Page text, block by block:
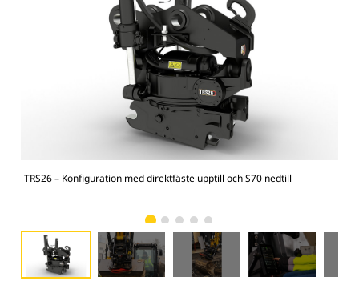
TRS26 – Konfiguration med direktfäste upptill och S70 nedtill